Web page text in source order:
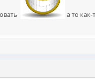
а то